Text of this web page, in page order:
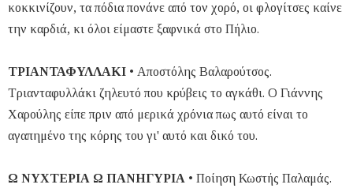
κοκκινίζουν, τα πόδια πονάνε από τον χορό, οι φλογίτσες καίνε
την καρδιά, κι όλοι είμαστε ξαφνικά στο Πήλιο.
ΤΡΙΑΝΤΑΦΥΛΛΑΚΙ • Αποστόλης Βαλαρούτσος.
Τριανταφυλλάκι ζηλευτό που κρύβεις το αγκάθι. Ο Γιάννης
Χαρούλης είπε πριν από μερικά χρόνια πως αυτό είναι το
αγαπημένο της κόρης του γι' αυτό και δικό του.
Ω ΝΥΧΤΕΡΙΑ Ω ΠΑΝΗΓΥΡΙΑ • Ποίηση Κωστής Παλαμάς.